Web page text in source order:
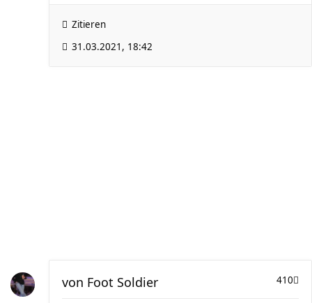
Zitieren
31.03.2021, 18:42
410
von Foot Soldier